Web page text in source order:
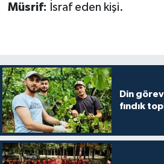
Müsrif: İsraf eden kişi.
Din
fındık
Edirne Müftülüğü
Elazığ Müftülüğü
Erzincan Müftülüğü